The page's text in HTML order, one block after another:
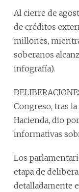
Al cierre de
de créditos
millones,
soberanos
infografía).
Congreso, tras
Hacienda, dio
informativas
Los
etapa de
detalladamente